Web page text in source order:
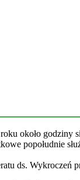
około godziny
popołudnie
ds. Wykroczeń